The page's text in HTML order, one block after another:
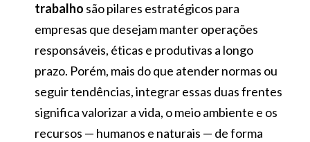
trabalho são pilares estratégicos para
empresas que desejam manter operações
responsáveis, éticas e produtivas a longo
prazo. Porém, mais do que atender normas ou
seguir tendências, integrar essas duas frentes
significa valorizar a vida, o meio ambiente e os
recursos — humanos e naturais — de forma